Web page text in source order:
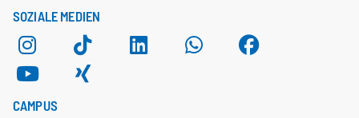
SOZIALE MEDIEN
CAMPUS